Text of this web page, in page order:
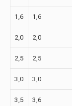
1,6 1,6
2,0 2,0
2,5 2,5
3,0 3,0
3,5 3,6